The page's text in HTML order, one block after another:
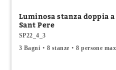
Luminosa stanza doppia a
Sant Pere
SP22_4_3
3 Bagni
8 stanze 8 persone